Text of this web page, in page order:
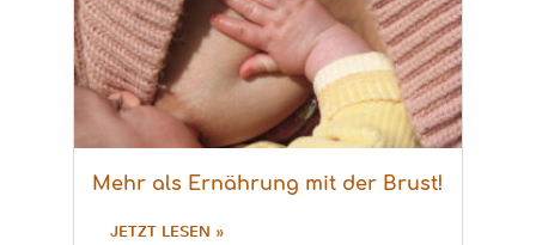
Mehr als Ernährung mit der Brust!
JETZT LESEN »